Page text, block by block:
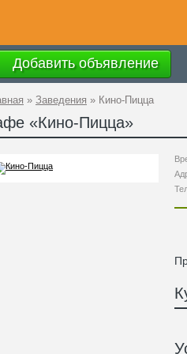
Добавить объявление
» Заведения » Кино-Пицца
«Кино-Пицца»